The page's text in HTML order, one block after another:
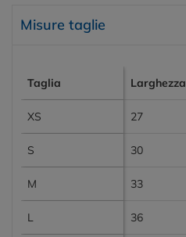
Misure taglie
Taglia Larghezza
XS 27
S 30
M 33
L 36